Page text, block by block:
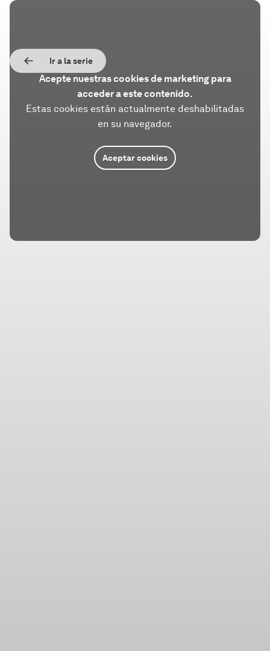
Ir a la serie
Acepte nuestras cookies de marketing para
acceder a este contenido.
Estas cookies están actualmente deshabilitadas
en su navegador.
Aceptar cookies